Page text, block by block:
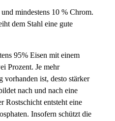
und mindestens 10 % Chrom.
dem Stahl eine gute
95% Eisen mit einem
Prozent. Je mehr
ist, desto stärker
nach und nach eine
Rostschicht entsteht eine
Insofern schützt die